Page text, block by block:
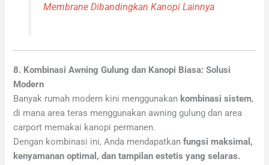
Membrane Dibandingkan Kanopi Lainnya
8. Kombinasi Awning Gulung dan Kanopi Biasa: Solusi
Modern
Banyak rumah modern kini menggunakan kombinasi sistem,
di mana area teras menggunakan awning gulung dan area
carport memakai kanopi permanen.
Dengan kombinasi ini, Anda mendapatkanfungsi maksimal,
kenyamanan optimal, dan tampilan estetis yang selaras.